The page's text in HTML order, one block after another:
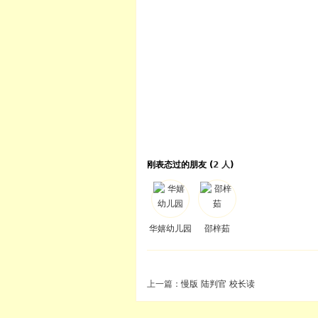
刚表态过的朋友 (2 人)
华嬉幼儿园 邵梓茹
上一篇：慢版 陆判官 校长读